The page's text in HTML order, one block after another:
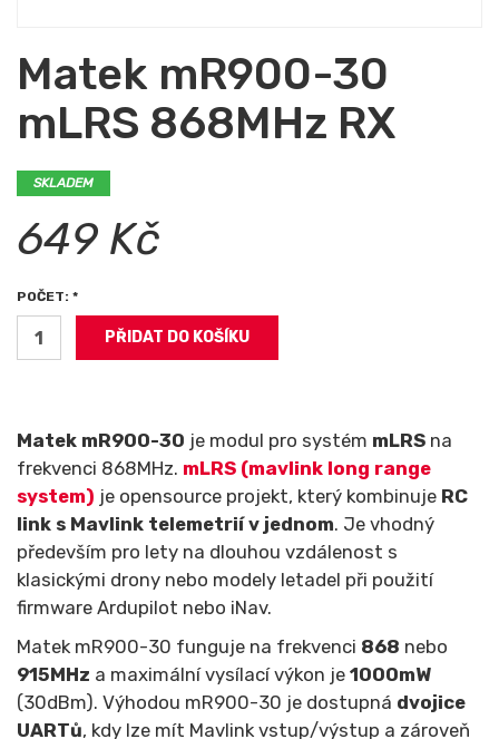
Matek mR900-30
mLRS 868MHz RX
SKLADEM
649 Kč
POČET: *
Matek mR900-30 je modul pro systém mLRS na
frekvenci 868MHz. mLRS (mavlink long range
system) je opensource projekt, který kombinuje RC
link s Mavlink telemetrií v jednom. Je vhodný
především pro lety na dlouhou vzdálenost s
klasickými drony nebo modely letadel při použití
firmware Ardupilot nebo iNav.
Matek mR900-30 funguje na frekvenci 868 nebo
915MHz a maximální vysílací výkon je 1000mW
(30dBm). Výhodou mR900-30 je dostupná dvojice
UARTů, kdy lze mít Mavlink vstup/výstup a zároveň